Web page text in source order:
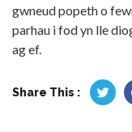
gwneud popeth o
parhau i fod yn lle
ag ef.
Share This :